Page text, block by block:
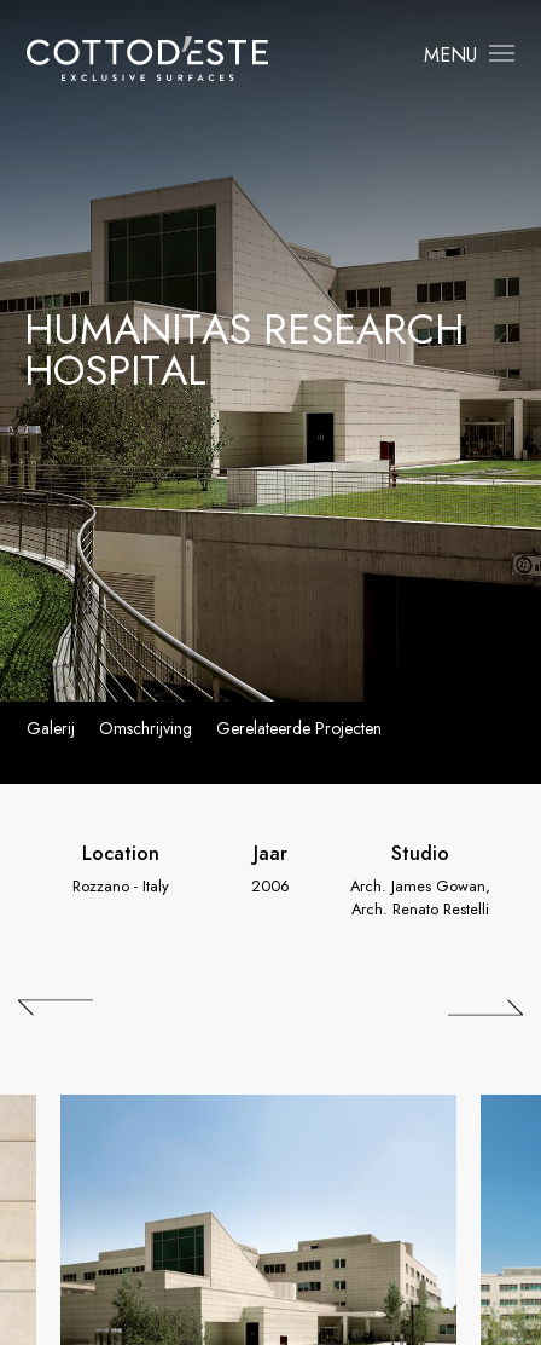
MENU
HUMANITAS RESEARCH
HOSPITAL
Galerij Omschrijving Gerelateerde Projecten
Location
Rozzano - Italy
Jaar
2006
Studio
Arch. James Gowan,
Arch. Renato Restelli